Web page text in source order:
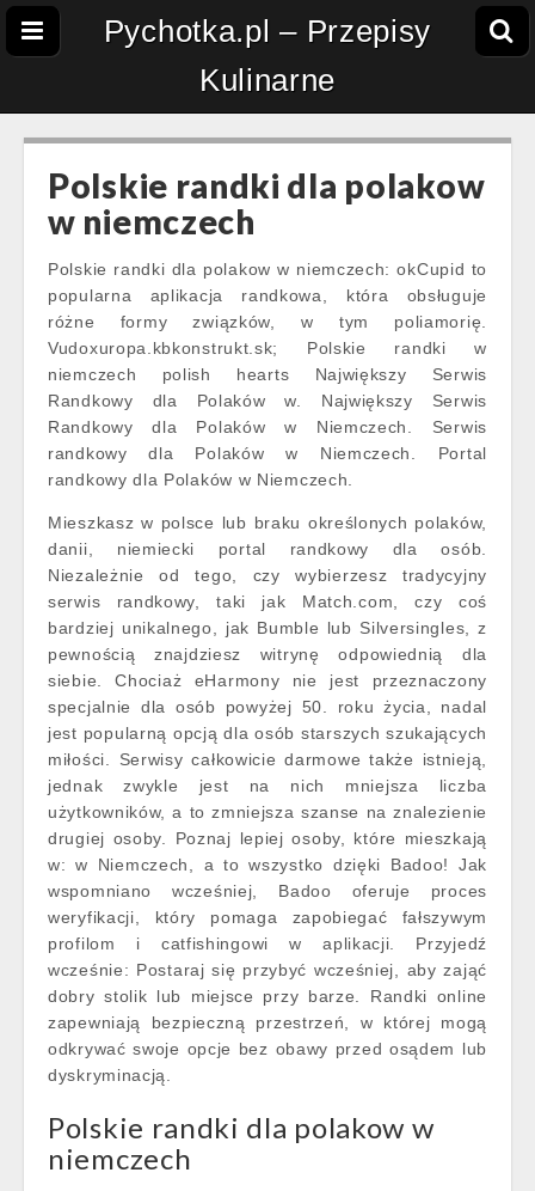
Pychotka.pl – Przepisy
Kulinarne
Polskie randki dla polakow
w niemczech
Polskie randki dla polakow w niemczech: okCupid to
popularna aplikacja randkowa, która obsługuje
różne formy związków, w tym poliamorię.
Vudoxuropa.kbkonstrukt.sk; Polskie randki w
niemczech polish hearts Największy Serwis
Randkowy dla Polaków w. Największy Serwis
Randkowy dla Polaków w Niemczech. Serwis
randkowy dla Polaków w Niemczech. Portal
randkowy dla Polaków w Niemczech.
Mieszkasz w polsce lub braku określonych polaków,
danii, niemiecki portal randkowy dla osób.
Niezależnie od tego, czy wybierzesz tradycyjny
serwis randkowy, taki jak Match.com, czy coś
bardziej unikalnego, jak Bumble lub Silversingles, z
pewnością znajdziesz witrynę odpowiednią dla
siebie. Chociaż eHarmony nie jest przeznaczony
specjalnie dla osób powyżej 50. roku życia, nadal
jest popularną opcją dla osób starszych szukających
miłości. Serwisy całkowicie darmowe także istnieją,
jednak zwykle jest na nich mniejsza liczba
użytkowników, a to zmniejsza szanse na znalezienie
drugiej osoby. Poznaj lepiej osoby, które mieszkają
w: w Niemczech, a to wszystko dzięki Badoo! Jak
wspomniano wcześniej, Badoo oferuje proces
weryfikacji, który pomaga zapobiegać fałszywym
profilom i catfishingowi w aplikacji. Przyjedź
wcześnie: Postaraj się przybyć wcześniej, aby zająć
dobry stolik lub miejsce przy barze. Randki online
zapewniają bezpieczną przestrzeń, w której mogą
odkrywać swoje opcje bez obawy przed osądem lub
dyskryminacją.
Polskie randki dla polakow w
niemczech